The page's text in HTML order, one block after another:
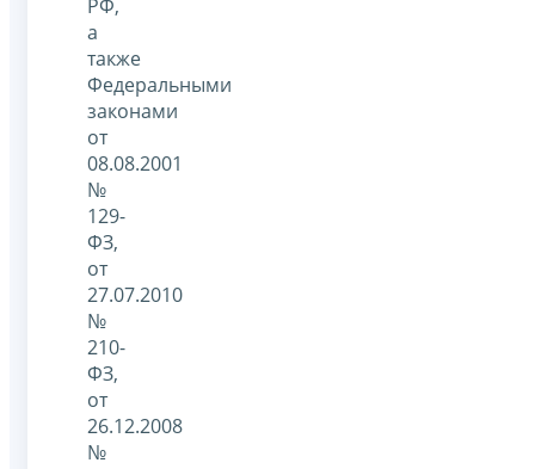
РФ,
а
также
Федеральными
законами
от
08.08.2001
№
129-
ФЗ,
от
27.07.2010
№
210-
ФЗ,
от
26.12.2008
№